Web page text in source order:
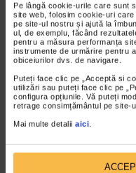
Pe lângă cookie-urile care sunt
site web, folosim cookie-uri
pe site-ul nostru și ajută la
ul, de exemplu, făcând
pentru a măsura performanța
instrumente de urmărire pentru
obiceiurilor dvs. de navigare.
Puteți face clic pe „Acceptă si
utilizări sau puteți face clic pe
configura opțiunile. Vă puteți
retrage consimțământul pe site-
Mai multe detalii aici
ARTELE SPECTACOLULUI
Expozitia Martie la
3.777 vizualizari